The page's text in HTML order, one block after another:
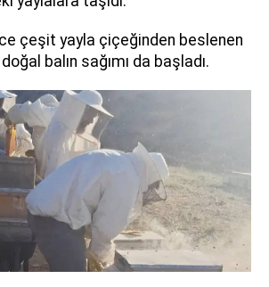
çeşit yayla çiçeğinden beslenen
balın sağımı da başladı.